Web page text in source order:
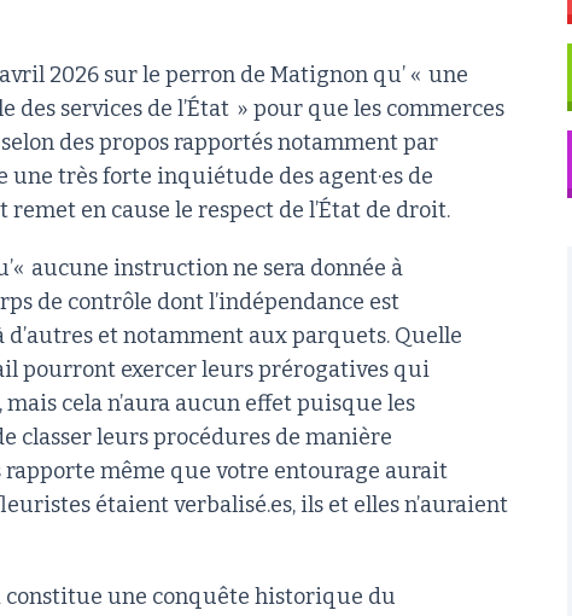
2026 sur le perron de Matignon qu’ « une
des services de l’État » pour que les commerces
des propos rapportés notamment par
très forte inquiétude des agent·es de
en cause le respect de l’État de droit.
aucune instruction ne sera donnée à
de contrôle dont l’indépendance est
d’autres et notamment aux parquets. Quelle
pourront exercer leurs prérogatives qui
cela n’aura aucun effet puisque les
leurs procédures de manière
rapporte même que votre entourage aurait
étaient verbalisé.es, ils et elles n’auraient
constitue une conquête historique du